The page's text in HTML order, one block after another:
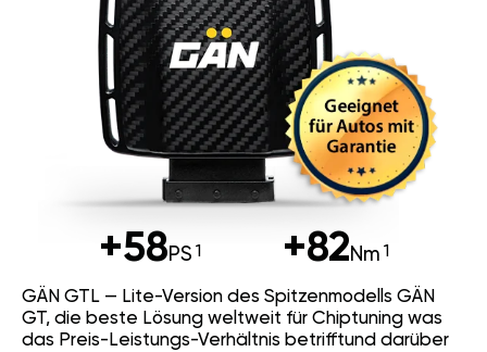
+58PS +82Nm
GÄN GTL — Lite-Version des Spitzenmodells GÄN
GT, die beste Lösung weltweit für Chiptuning was
das Preis-Leistungs-Verhältnis betrifftund darüber